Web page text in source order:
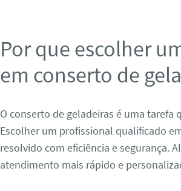
Por que escolher
em conserto de
O conserto de geladeiras é uma
Escolher um profissional qualificado
resolvido com eficiência e segurança.
atendimento mais rápido e